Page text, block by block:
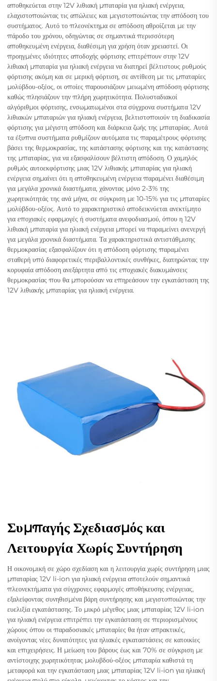
αποθηκεύεται στην 12V λιθιακή μπαταρία για ηλιακή ενέργεια,
ελαχιστοποιώντας τις απώλειες και μεγιστοποιώντας την απόδοση του
συστήματος. Αυτό το πλεονέκτημα σε απόδοση αθροίζεται με την
πάροδο του χρόνου, οδηγώντας σε σημαντικά περισσότερη
αποθηκευμένη ενέργεια, διαθέσιμη για χρήση όταν χρειαστεί. Οι
προηγμένες ιδιότητες αποδοχής φόρτισης επιτρέπουν στην 12V
λιθιακή μπαταρία για ηλιακή ενέργεια να διατηρεί βέλτιστους ρυθμούς
φόρτισης ακόμη και σε μερική φόρτιση, σε αντίθεση με τις μπαταρίες
μολύβδου-οξέος, οι οποίες παρουσιάζουν μειωμένη απόδοση φόρτισης
καθώς πλησιάζουν την πλήρη χωρητικότητα. Πολυσταδιακοί
αλγόριθμοι φόρτισης, ενσωματωμένοι στα σύγχρονα συστήματα 12V
λιθιακών μπαταριών για ηλιακή ενέργεια, βελτιστοποιούν τη διαδικασία
φόρτισης για μέγιστη απόδοση και διάρκεια ζωής της μπαταρίας. Αυτά
τα έξυπνα συστήματα ρυθμίζουν αυτόματα τις παραμέτρους φόρτισης
βάσει της θερμοκρασίας, της κατάστασης φόρτισης και της κατάστασης
της μπαταρίας, για να εξασφαλίσουν βέλτιστη απόδοση. Ο χαμηλός
ρυθμός αυτοεκφόρτισης μιας 12V λιθιακής μπαταρίας για ηλιακή
ενέργεια σημαίνει ότι η αποθηκευμένη ενέργεια παραμένει διαθέσιμη
για μεγάλα χρονικά διαστήματα, χάνοντας μόνο 2-3% της
χωρητικότητάς της ανά μήνα, σε σύγκριση με 10-15% για τις μπαταρίες
μολύβδου-οξέος. Αυτό το χαρακτηριστικό αποδεικνύεται ανεκτίμητο
για εποχιακές εφαρμογές ή συστήματα ανεφοδιασμού, όπου η 12V
λιθιακή μπαταρία για ηλιακή ενέργεια μπορεί να παραμείνει ανενεργή
για μεγάλα χρονικά διαστήματα. Τα χαρακτηριστικά αντιστάθμισης
θερμοκρασίας εξασφαλίζουν ότι η απόδοση φόρτισης παραμένει
σταθερή υπό διαφορετικές περιβαλλοντικές συνθήκες, διατηρώντας την
κορυφαία απόδοση ανεξάρτητα από τις εποχιακές διακυμάνσεις
θερμοκρασίας που θα μπορούσαν να επηρεάσουν την εγκατάσταση της
12V λιθιακής μπαταρίας για ηλιακή ενέργεια.
Συμπαγής Σχεδιασμός και
Λειτουργία Χωρίς Συντήρηση
Η οικονομική σε χώρο σχεδίαση και η λειτουργία χωρίς συντήρηση μιας
μπαταρίας 12V li-ion για ηλιακή ενέργεια αποτελούν σημαντικά
πλεονεκτήματα για σύγχρονες εφαρμογές αποθήκευσης ενέργειας,
εξαλείφοντας συνηθισμένα βάρη συντήρησης και μεγιστοποιώντας την
ευελιξία εγκατάστασης. Το μικρό μέγεθος μιας μπαταρίας 12V li-ion
για ηλιακή ενέργεια επιτρέπει την εγκατάσταση σε περιορισμένους
χώρους όπου οι παραδοσιακές μπαταρίες θα ήταν απρακτικές,
ανοίγοντας νέες δυνατότητες για ηλιακές εγκαταστάσεις σε κατοικίες
και επιχειρήσεις. Η μείωση του βάρους έως και 70% σε σύγκριση με
αντίστοιχης χωρητικότητας μολυβδού-οξέος μπαταρία καθιστά τη
μεταφορά και την εγκατάσταση μιας μπαταρίας 12V li-ion για ηλιακή